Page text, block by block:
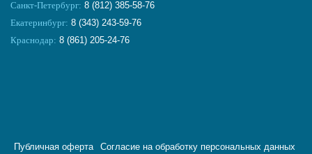
Санкт-Петербург: 8 (812) 385-58-76
Екатеринбург: 8 (343) 243-59-76
Краснодар: 8 (861) 205-24-76
Публичная оферта Согласие на обработку персональных данных